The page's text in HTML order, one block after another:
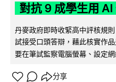
對抗 9 成學生用 AI
丹麥政府即時收緊高中評核規
試接受口頭答辯，藉此核實作
要在筆試監察電腦螢幕、設定
分享